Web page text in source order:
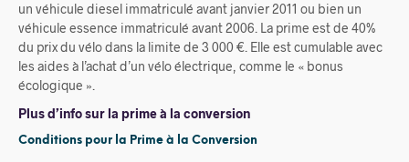
un véhicule diesel immatriculé avant janvier 2011 ou bien un
véhicule essence immatriculé avant 2006. La prime est de 40%
du prix du vélo dans la limite de 3 000 €. Elle est cumulable avec
les aides à l’achat d’un vélo électrique, comme le « bonus
écologique ».
Plus d’info sur la prime à la conversion
Conditions pour la Prime à la Conversion